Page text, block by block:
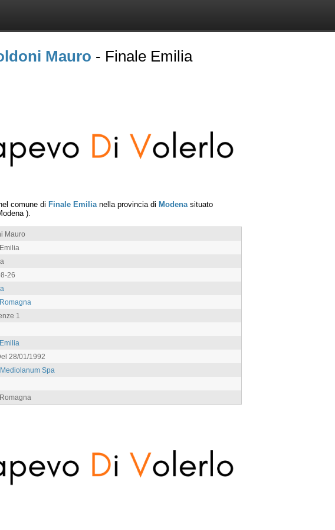
Mauro - Finale Emilia
comune di Finale Emilia nella provincia di Modena situato
).
Mauro
26
1
28/01/1992
Spa